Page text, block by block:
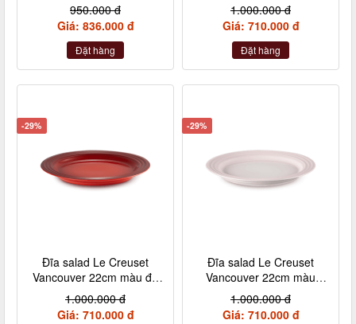
950.000 đ
Giá: 836.000 đ
Đặt hàng
1.000.000 đ
Giá: 710.000 đ
Đặt hàng
-29%
Đĩa salad Le Creuset
Vancouver 22cm màu đỏ
cheery
1.000.000 đ
Giá: 710.000 đ
-29%
Đĩa salad Le Creuset
Vancouver 22cm màu
hồng vỏ sò
1.000.000 đ
Giá: 710.000 đ